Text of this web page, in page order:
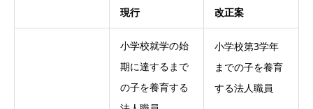
現行 改正案
小学校就学の始
期に達するまで
の子を養育する
小学校第3学年
までの子を養育
する法人職員